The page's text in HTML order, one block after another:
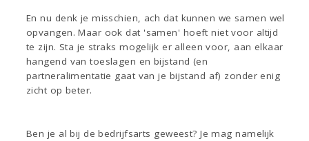
En nu denk je misschien, ach dat kunnen we samen wel
opvangen. Maar ook dat 'samen' hoeft niet voor altijd
te zijn. Sta je straks mogelijk er alleen voor, aan elkaar
hangend van toeslagen en bijstand (en
partneralimentatie gaat van je bijstand af) zonder enig
zicht op beter.
Ben je al bij de bedrijfsarts geweest? Je mag namelijk